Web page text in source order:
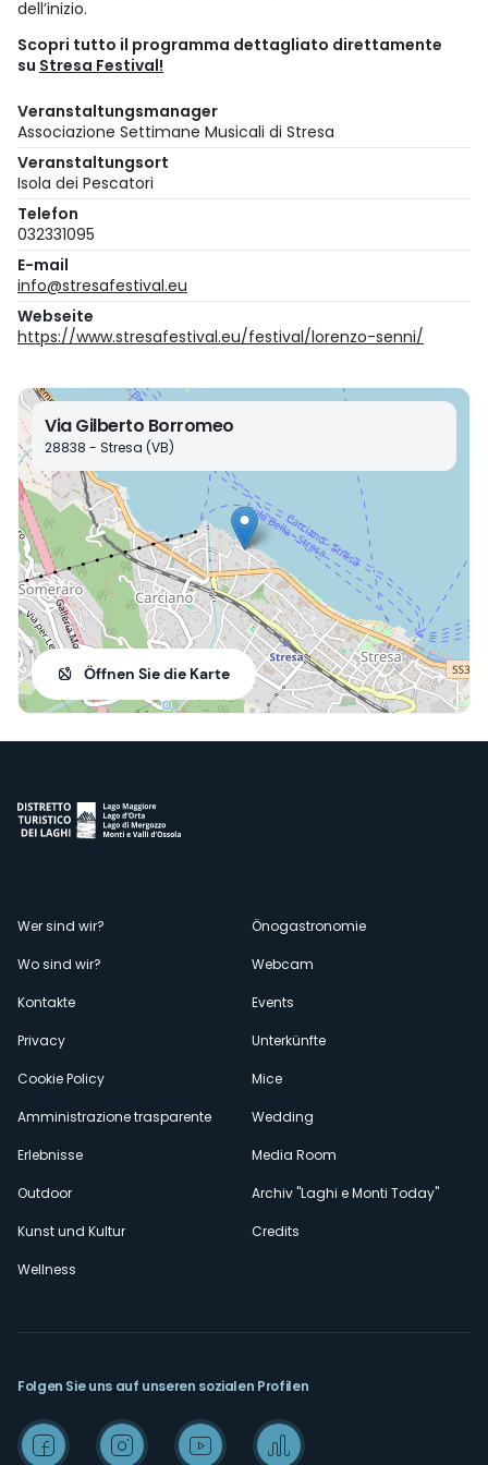
dell’inizio.
Scopri tutto il programma dettagliato direttamente
su Stresa Festival!
Veranstaltungsmanager
Associazione Settimane Musicali di Stresa
Veranstaltungsort
Isola dei Pescatori
Telefon
032331095
E-mail
info@stresafestival.eu
Webseite
https://www.stresafestival.eu/festival/lorenzo-senni/
Via Gilberto Borromeo
28838 - Stresa (VB)
Öffnen Sie die Karte
Menù
secondario
Wer sind wir?
Wo sind wir?
Kontakte
Privacy
Cookie Policy
Amministrazione trasparente
Erlebnisse
Outdoor
Kunst und Kultur
Wellness
Önogastronomie
Webcam
Events
Unterkünfte
Mice
Wedding
Media Room
Archiv "Laghi e Monti Today"
Credits
Folgen Sie uns auf unseren sozialen Profilen